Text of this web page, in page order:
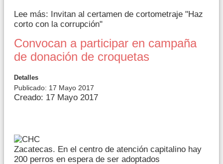
Lee más: Invitan al certamen de cortometraje "Haz
corto con la corrupción"
Convocan a participar en campaña
de donación de croquetas
Detalles
Publicado: 17 Mayo 2017
Creado: 17 Mayo 2017
Zacatecas. En el centro de atención capitalino hay
200 perros en espera de ser adoptados